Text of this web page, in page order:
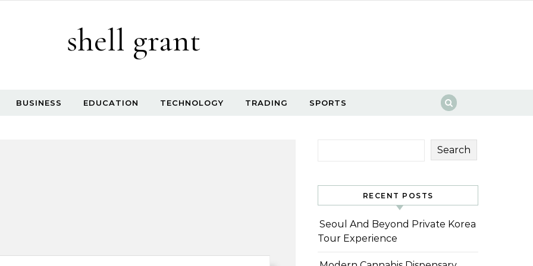
shell grant
BUSINESS EDUCATION TECHNOLOGY TRADING SPORTS
Search
RECENT POSTS
Seoul And Beyond Private Korea
Tour Experience